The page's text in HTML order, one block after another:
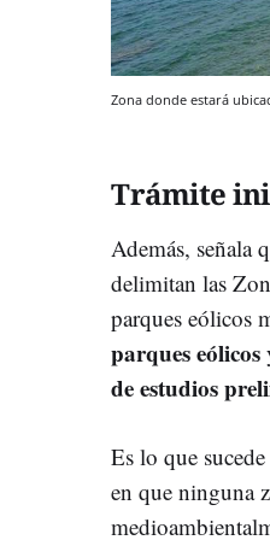
Zona donde estará
Trámite
Además, señala
delimitan las
parques eólicos
parques eólicos
de estudios
Es lo que
en que ninguna